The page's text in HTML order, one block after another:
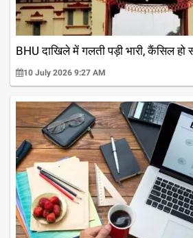
BHU दाखिले में गलती पड़ी भारी, कैंसिल हो
10 July 2026 9:27 AM